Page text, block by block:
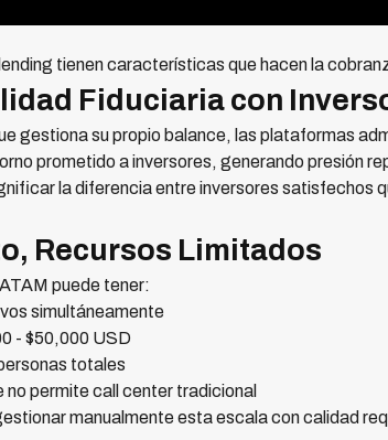
tienen características que hacen la
Fiduciaria con
gestiona su propio balance, las plataformas
prometido a inversores, generando presión
la diferencia entre inversores satisfechos
Recursos Limitados
puede tener:
simultáneamente
- $50,000 USD
totales
permite call center tradicional
manualmente esta escala con calidad